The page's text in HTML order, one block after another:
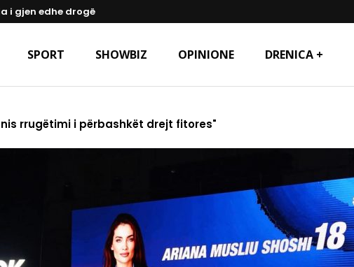
i gjen edhe drogë
SPORT SHOWBIZ OPINIONE DRENICA +
rrugëtimi i përbashkët drejt fitores"